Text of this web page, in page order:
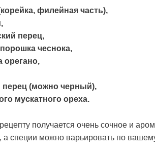
филейная часть),
перец,
порошка чеснока,
орегано,
перец (можно черный),
мускатного ореха.
получается очень сочное и
а специи можно варьировать по